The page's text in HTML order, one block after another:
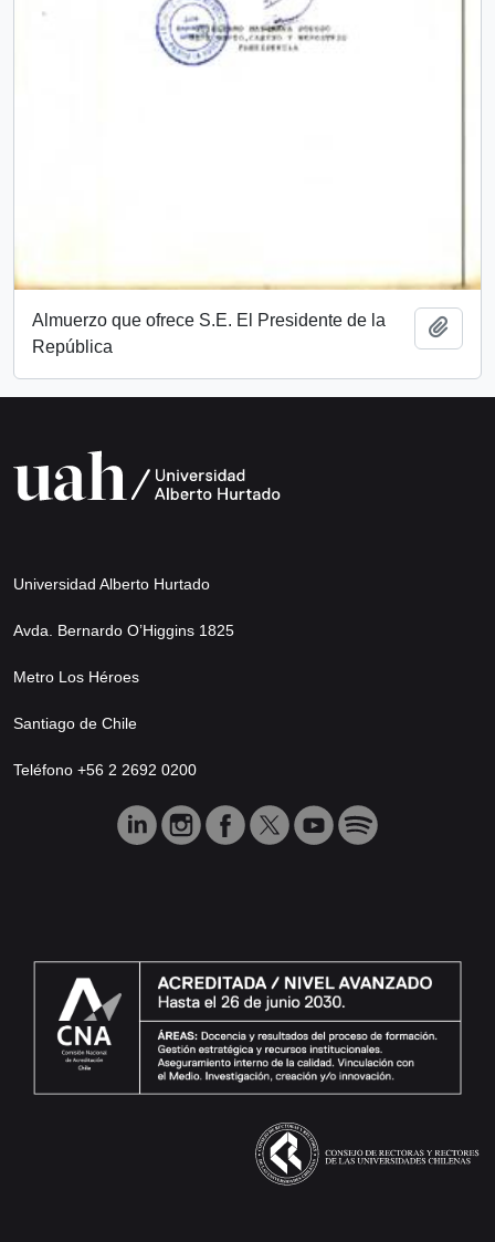
Almuerzo que ofrece S.E. El Presidente de la
República
Universidad Alberto Hurtado
Avda. Bernardo O’Higgins 1825
Metro Los Héroes
Santiago de Chile
Teléfono +56 2 2692 0200